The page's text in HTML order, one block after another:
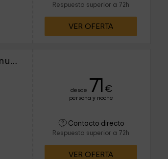
Respuesta superior a 72h
VER OFERTA
Apartamento La Cebilla - Casa Tinuca
desde 71 €
persona y noche
Contacto directo
Respuesta superior a 72h
VER OFERTA